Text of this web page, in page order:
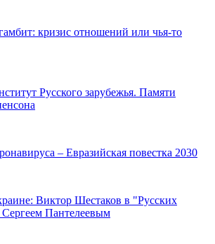
кризис отношений или чья-то
Русского зарубежья. Памяти
– Евразийская повестка 2030
Виктор Шестаков в "Русских
Сергеем Пантелеевым